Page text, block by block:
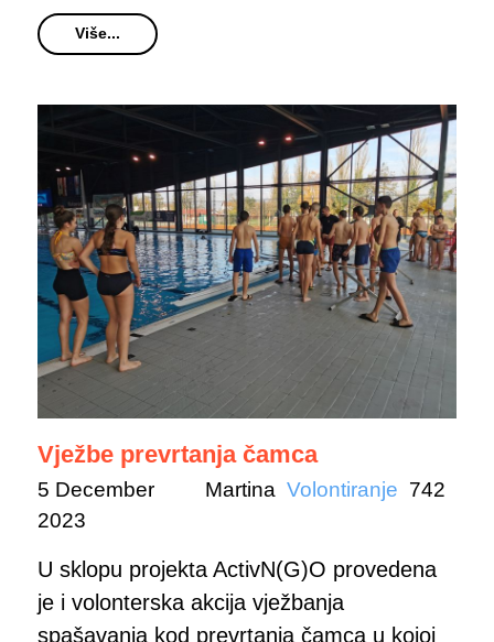
Više...
Vježbe prevrtanja čamca
5 December
2023
Martina Volontiranje 742
U sklopu projekta ActivN(G)O provedena
je i volonterska akcija vježbanja
spašavanja kod prevrtanja čamca u kojoj